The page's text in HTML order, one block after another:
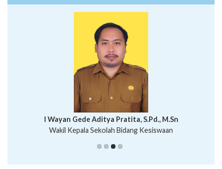
Putu Suhartana, S.Pd.
I Wayan Bawa Parmita, S.Pd
I Wayan Gede Aditya Pratita, S.Pd., M.Sn
Wakil Kepala Sekolah Bidang Kesiswaan
Ni Wayan Nopi Sutantri, S.Pd.